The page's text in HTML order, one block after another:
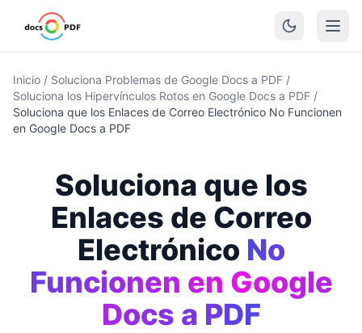
Inicio / Soluciona Problemas de Google Docs a PDF /
Soluciona los Hipervínculos Rotos en Google Docs a PDF /
Soluciona que los Enlaces de Correo Electrónico No Funcionen
en Google Docs a PDF
Soluciona que los
Enlaces de Correo
Electrónico No
Funcionen en Google
Docs a PDF